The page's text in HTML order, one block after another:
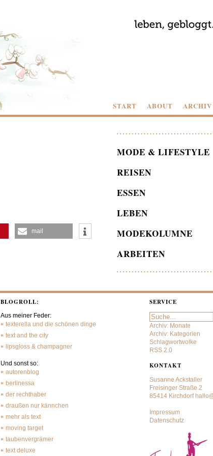
START ABOUT ARCHIV
mail
MODE & LIFESTYLE
REISEN
ESSEN
LEBEN
MODEKOLUMNE
ARBEITEN
BLOGROLL:
Aus meiner Feder:
texterella und die schönen dinge
text and the city
lipsgloss & champagner
Und sonst so:
autorenblog
berlinessa
der rechthaber
draußen nur kännchen
mehr als text
moving target
taubenvergrämer
text deluxe
SERVICE
Archiv: Monate
Archiv: Kategorien
Schlagwortwolke
RSS 2.0
KONTAKT
Susanne Ackstaller
Freisinger Straße 2
85414 Kirchdorf
Impressum
Datenschutz